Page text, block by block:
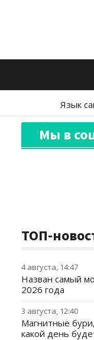
Язык
Мы в
ТОП-
4 августа, 14:47
Назван самый
2026 года
3 августа, 12:40
Магнитные
какой день